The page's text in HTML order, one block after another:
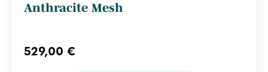
Anthracite Mesh
529,00 €